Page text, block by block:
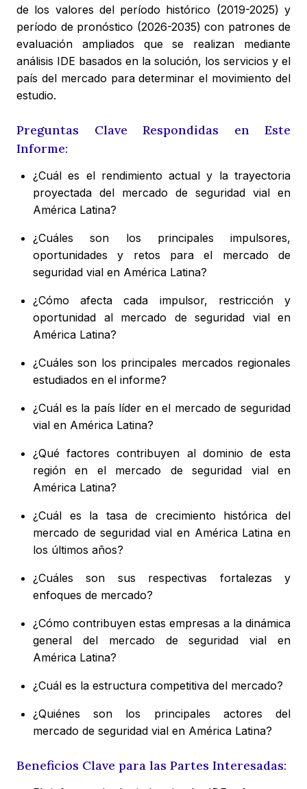
de los valores del período histórico (2019-2025) y
período de pronóstico (2026-2035) con patrones de
evaluación ampliados que se realizan mediante
análisis IDE basados en la solución, los servicios y el
país del mercado para determinar el movimiento del
estudio.
Preguntas Clave Respondidas en Este
Informe:
¿Cuál es el rendimiento actual y la trayectoria
proyectada del mercado de seguridad vial en
América Latina?
¿Cuáles son los principales impulsores,
oportunidades y retos para el mercado de
seguridad vial en América Latina?
¿Cómo afecta cada impulsor, restricción y
oportunidad al mercado de seguridad vial en
América Latina?
¿Cuáles son los principales mercados regionales
estudiados en el informe?
¿Cuál es la país líder en el mercado de seguridad
vial en América Latina?
¿Qué factores contribuyen al dominio de esta
región en el mercado de seguridad vial en
América Latina?
¿Cuál es la tasa de crecimiento histórica del
mercado de seguridad vial en América Latina en
los últimos años?
¿Cuáles son sus respectivas fortalezas y
enfoques de mercado?
¿Cómo contribuyen estas empresas a la dinámica
general del mercado de seguridad vial en
América Latina?
¿Cuál es la estructura competitiva del mercado?
¿Quiénes son los principales actores del
mercado de seguridad vial en América Latina?
Beneficios Clave para las Partes Interesadas: